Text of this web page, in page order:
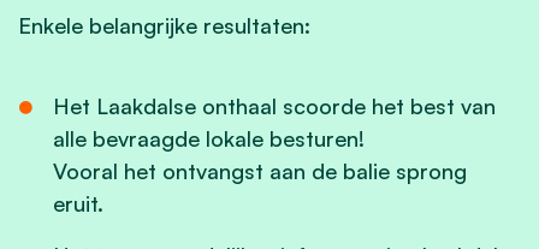
Enkele belangrijke resultaten:
Het Laakdalse onthaal scoorde het best van
alle bevraagde lokale besturen!
Vooral het ontvangst aan de balie sprong
eruit.